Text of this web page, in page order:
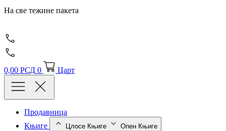
На све тежине пакета
0,00 РСД 0 Царт
Продавница
Књиге
Цлосе Књиге Опен Књиге